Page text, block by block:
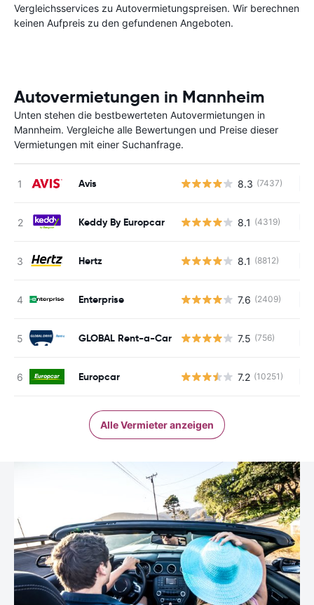
Vergleichsservices zu Autovermietungspreisen. Wir berechnen
keinen Aufpreis zu den gefundenen Angeboten.
Autovermietungen in Mannheim
Unten stehen die bestbewerteten Autovermietungen in
Mannheim. Vergleiche alle Bewertungen und Preise dieser
Vermietungen mit einer Suchanfrage.
Avis 8.3 (7437)
Keddy By Europcar 8.1 (4319)
Hertz 8.1 (8812)
Enterprise 7.6 (2409)
GLOBAL Rent-a-Car 7.5 (756)
Europcar 7.2 (10251)
Alle Vermieter anzeigen